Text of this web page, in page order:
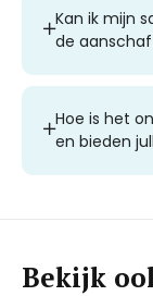
Kan ik mijn
de
Hoe is het
en bieden
Bekijk